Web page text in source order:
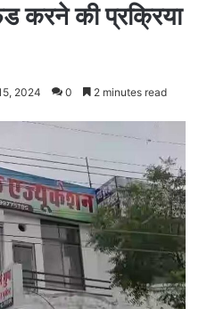
करने की प्रक्रिया
2024 0 2 minutes read